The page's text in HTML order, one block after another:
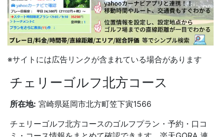
※サイトには広告リンクが含まれている場合があります
チェリーゴルフ北方コース
所在地: 宮崎県延岡市北方町笠下寅1566
チェリーゴルフ北方コースのゴルフプラン・予約・口コ